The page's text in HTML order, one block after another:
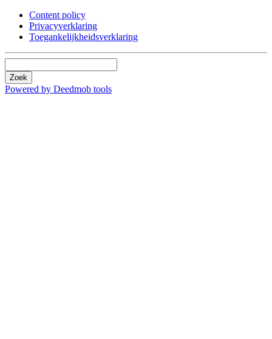
Content policy
Privacyverklaring
Toegankelijkheidsverklaring
Zoek
Powered by Deedmob tools